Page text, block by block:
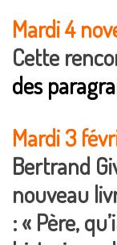
Mardi 4
Cette
des
Mardi 3
Bertrand
nouveau
: « Père,